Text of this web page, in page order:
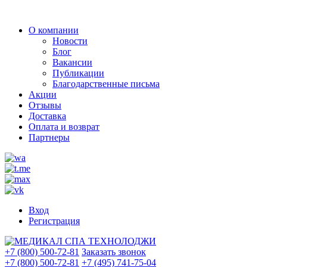
О компании
Новости
Блог
Вакансии
Публикации
Благодарственные письма
Акции
Отзывы
Доставка
Оплата и возврат
Партнеры
Вход
Регистрация
+7 (800) 500-72-81 Заказать звонок
+7 (800) 500-72-81 +7 (495) 741-75-04